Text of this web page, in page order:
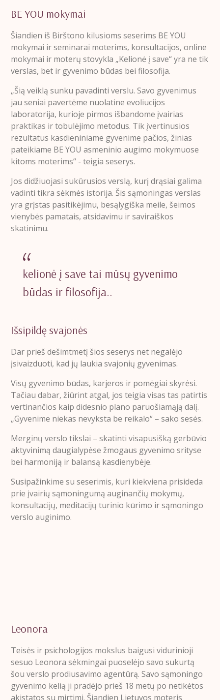
BE YOU mokymai
Šiandien iš Birštono kilusioms seserims BE YOU
mokymai ir seminarai moterims, konsultacijos, online
mokymai ir moterų stovykla „Kelionė į save“ yra ne tik
verslas, bet ir gyvenimo būdas bei filosofija.
„Šią veiklą sunku pavadinti verslu. Savo gyvenimus
jau seniai pavertėme nuolatine evoliucijos
laboratorija, kurioje pirmos išbandome įvairias
praktikas ir tobulėjimo metodus. Tik įvertinusios
rezultatus kasdieniniame gyvenime pačios, žinias
pateikiame BE YOU asmeninio augimo mokymuose
kitoms moterims“ - teigia seserys.
Jos didžiuojasi sukūrusios verslą, kurį drąsiai galima
vadinti tikra sėkmės istorija. Šis sąmoningas verslas
yra grįstas pasitikėjimu, besąlygiška meile, šeimos
vienybės pamatais, atsidavimu ir saviraiškos
skatinimu.
kelionė į save tai mūsų gyvenimo
būdas ir filosofija..
Išsipildę svajonės
Dar prieš dešimtmetį šios seserys net negalėjo
įsivaizduoti, kad jų laukia svajonių gyvenimas.
Visų gyvenimo būdas, karjeros ir pomėgiai skyrėsi.
Tačiau dabar, žiūrint atgal, jos teigia visas tas patirtis
vertinančios kaip didesnio plano paruošiamąją dalį.
„Gyvenime niekas nevyksta be reikalo“ – sako sesės.
Merginų verslo tikslai – skatinti visapusišką gerbūvio
aktyvinimą daugialypėse žmogaus gyvenimo srityse
bei harmoniją ir balansą kasdienybėje.
Susipažinkime su seserimis, kuri kiekviena prisideda
prie įvairių sąmoningumą auginančių mokymų,
konsultacijų, meditacijų turinio kūrimo ir sąmoningo
verslo auginimo.
Leonora
Teisės ir psichologijos mokslus baigusi vidurinioji
sesuo Leonora sėkmingai puoselėjo savo sukurtą
šou verslo prodiusavimo agentūrą. Savo sąmoningo
gyvenimo kelią ji pradėjo prieš 18 metų po netikėtos
akistatos su mirtimi. Šiandien Lietuvos moteris